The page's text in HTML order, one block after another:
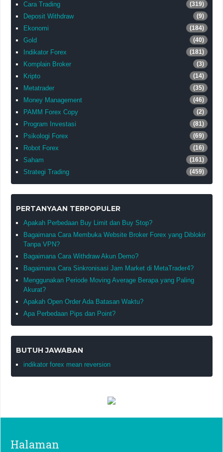
Cara Trading (319)
Deposit Withdraw (9)
Ekonomi (184)
Gold (40)
Indikator Forex (181)
Komplain Broker (3)
Kripto (14)
Metatrader (35)
Money Management (46)
PAMM Forex Copy (2)
Program Investasi (81)
Psikologi Forex (69)
Robot Forex (16)
Saham (161)
Strategi Trading (459)
PERTANYAAN TERPOPULER
Apakah Perbedaan Buy Limit dan Buy Stop?
Bagaimana Cara Membuka Website Broker Forex yang Diblokir
Tanpa VPN?
Bagaimana Cara Withdraw Akun Demo?
Bagaimana Cara Sinkronisasi Jam Market di MetaTrader4?
Menggunakan Periode Moving Average Berapa yang Paling
Akurat?
Apakah Open Order Ada Batasan Waktu?
Apa Perbedaan Pips dan Point?
BUTUH JAWABAN
indikator forex mean reversion
Halaman